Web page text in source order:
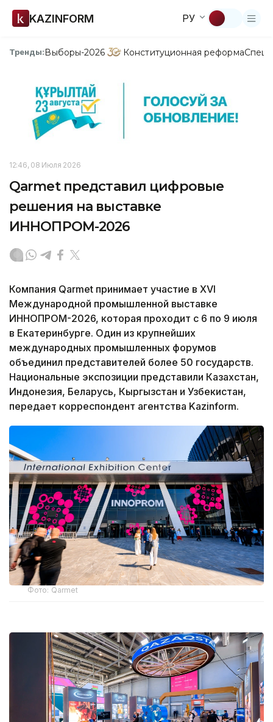
KAZINFORM РУ
Тренды:Выборы-2026 Конституционная реформа
12:46, 08 Июля 2026
Qarmet представил цифровые
решения на выставке
ИННОПРОМ-2026
Компания Qarmet принимает участие в XVI
Международной промышленной выставке
ИННОПРОМ-2026, которая проходит с 6 по 9 июля
в Екатеринбурге. Один из крупнейших
международных промышленных форумов
объединил представителей более 50 государств.
Национальные экспозиции представили Казахстан,
Индонезия, Беларусь, Кыргызстан и Узбекистан,
передает корреспондент агентства Kazinform.
Фото: Qarmet